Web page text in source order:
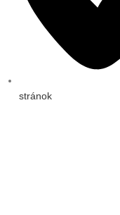
stránok